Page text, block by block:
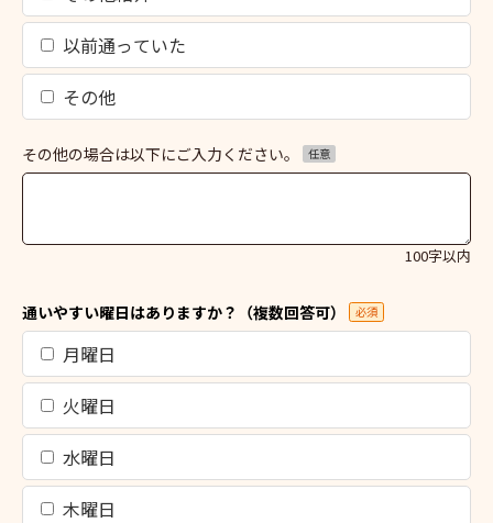
以前通っていた
その他
その他の場合は以下にご入力ください。 任意
100字以内
通いやすい曜日はありますか？（複数回答可） 必須
月曜日
火曜日
水曜日
木曜日